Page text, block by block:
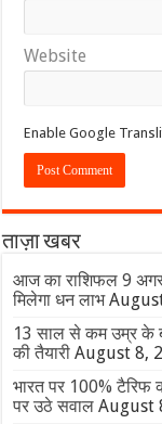
Website
Enable Google
ताज़ा खबर
आज का राशिफल 9
मिलेगा धन लाभ
13 साल से कम उम्र के
की तैयारी August 8,
भारत पर 100% टैरिफ
पर उठे सवाल August